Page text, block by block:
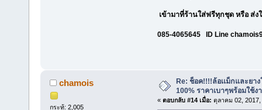
เข้ามาที่ร้านใส่ฟรีทุกชุด หรือ ส่
085-4065645 ID Line
chamois
กระทู้: 2,005
Re: ช็อค!!!!ล้อเเม็กและยา
100% ราคาเบาๆพร้อมใช้ง
« ตอบกลับ #14 เมื่อ: ตุลาคม 02, 2017,